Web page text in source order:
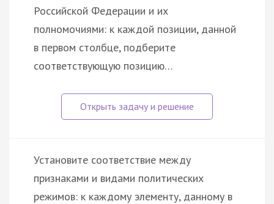
Российской Федерации и их
полномочиями: к каждой позиции, данной
в первом столбце, подберите
соответствующую позицию…
Установите соответствие между
признаками и видами политических
режимов: к каждому элементу, данному в